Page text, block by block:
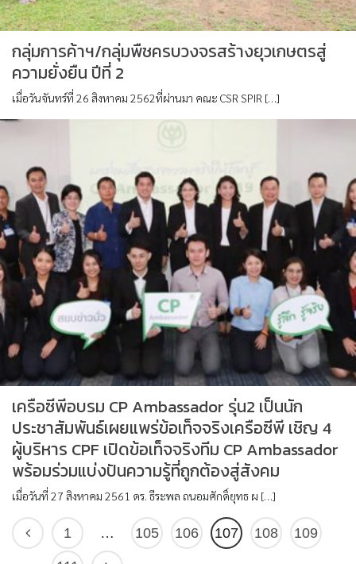
กลุ่มการค้าฯ/กลุ่มพืชครบวงจรสร้างยุวเกษตรสู่
ความยั่งยืน ปีที่ 2
เมื่อวันจันทร์ที่ 26 สิงหาคม 2562ที่ผ่านมา คณะ CSR SPIR […]
เครือซีพีอบรม CP Ambassador รุ่น2 เป็นนัก
ประชาสัมพันธ์เผยแพร่ข้อเท็จจริงเครือซีพี เชิญ 4
ผู้บริหาร CPF เปิดข้อเท็จจริงทีม CP Ambassador
พร้อมร่วมแบ่งปันความรู้ที่ถูกต้องสู่สังคม
เมื่อวันที่ 27 สิงหาคม 2561 ดร. ธีระพล ถนอมศักดิ์ยุทธ ผ […]
1 … 105 106 107 108 109